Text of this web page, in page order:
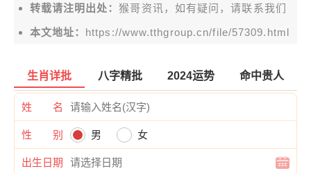
转载请注明出处：猴哥资讯，如有疑问，请联系我们
本文地址： https://www.tthgroup.cn/file/57309.html
生肖详批 八字精批 2024运势 命中贵人
姓 名
性 别 男 女
出生日期